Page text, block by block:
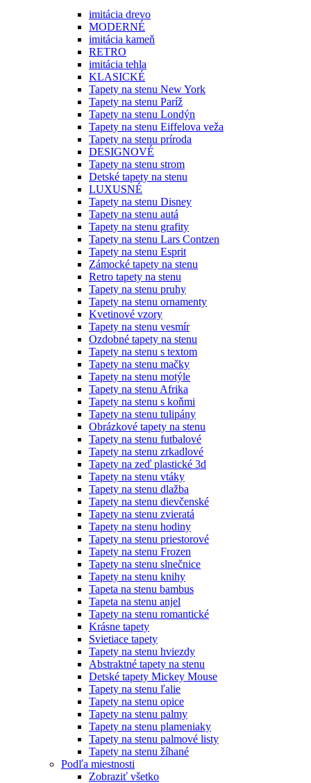
imitácia drevo
MODERNÉ
imitácia kameň
RETRO
imitácia tehla
KLASICKÉ
Tapety na stenu New York
Tapety na stenu Paríž
Tapety na stenu Londýn
Tapety na stenu Eiffelova veža
Tapety na stenu príroda
DESIGNOVÉ
Tapety na stenu strom
Detské tapety na stenu
LUXUSNÉ
Tapety na stenu Disney
Tapety na stenu autá
Tapety na stenu grafity
Tapety na stenu Lars Contzen
Tapety na stenu Esprit
Zámocké tapety na stenu
Retro tapety na stenu
Tapety na stenu pruhy
Tapety na stenu ornamenty
Kvetinové vzory
Tapety na stenu vesmír
Ozdobné tapety na stenu
Tapety na stenu s textom
Tapety na stenu mačky
Tapety na stenu motýle
Tapety na stenu Afrika
Tapety na stenu s koňmi
Tapety na stenu tulipány
Obrázkové tapety na stenu
Tapety na stenu futbalové
Tapety na stenu zrkadlové
Tapety na zeď plastické 3d
Tapety na stenu vtáky
Tapety na stenu dlažba
Tapety na stenu dievčenské
Tapety na stenu zvieratá
Tapety na stenu hodiny
Tapety na stenu priestorové
Tapety na stenu Frozen
Tapety na stenu slnečnice
Tapety na stenu knihy
Tapeta na stenu bambus
Tapeta na stenu anjel
Tapety na stenu romantické
Krásne tapety
Svietiace tapety
Tapety na stenu hviezdy
Abstraktné tapety na stenu
Detské tapety Mickey Mouse
Tapety na stenu ľalie
Tapety na stenu opice
Tapety na stenu palmy
Tapety na stenu plameniaky
Tapety na stenu palmové listy
Tapety na stenu žíhané
Podľa miestnosti
Zobraziť všetko